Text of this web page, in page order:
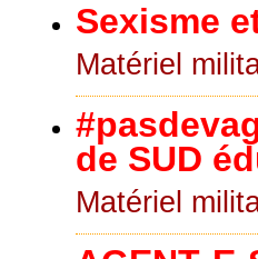
Sexisme
Matériel
de SUD
Matériel